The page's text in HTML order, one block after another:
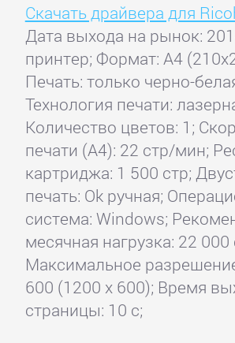
Скачать драйвера для
Дата выхода на рынок:
принтер; Формат: A4
Печать: только черно-
Технология печати:
Количество цветов: 1;
печати (А4): 22 стр/мин;
картриджа: 1 500 стр;
печать: Ok ручная;
система: Windows;
месячная нагрузка: 22 000
Максимальное
600 (1200 x 600); Время
страницы: 10 с;